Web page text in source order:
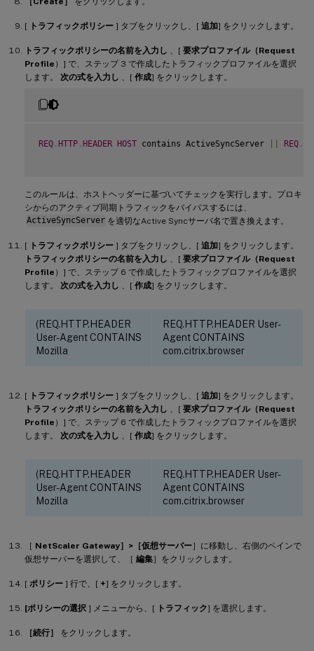
[ トラフィックポリシー ] タブをクリックし、[ 追加] をクリックします。
トラフィックポリシーの名前を入力し 、[ 要求プロファイル（Request
Profile ）] で、ステップ 3 で作成したトラフィックプロファイルを選択
します。 次の式を入力し 、[ 作成] をクリックします。
REQ . HTTP . HEADER HOST contains ActiveSyncServer REQ .
このルールは、ホストヘッダーに基づいてチェックを実行します。プロキ
シからのアクティブ同期トラフィックをバイパスするには、
ActiveSyncServer を適切なActive Syncサーバ名で置き換えます。
[ トラフィックポリシー ] タブをクリックし、[ 追加] をクリックします。
トラフィックポリシーの名前を入力し 、[ 要求プロファイル（Request
Profile ）] で、ステップ 6 で作成したトラフィックプロファイルを選択
します。 次の式を入力し 、[ 作成] をクリックします。
(REQ.HTTP.HEADER
User-Agent CONTAINS
Mozilla
REQ.HTTP.HEADER User-
Agent CONTAINS
com.citrix.browser
[ トラフィックポリシー ] タブをクリックし、[ 追加] をクリックします。
トラフィックポリシーの名前を入力し 、[ 要求プロファイル（Request
Profile ）] で、ステップ 6 で作成したトラフィックプロファイルを選択
します。 次の式を入力し 、[ 作成] をクリックします。
(REQ.HTTP.HEADER
User-Agent CONTAINS
Mozilla
REQ.HTTP.HEADER User-
Agent CONTAINS
com.citrix.browser
［ NetScaler Gateway］>［仮想サーバー］に移動し、右側のペインで
仮想サーバーを選択して、［ 編集］をクリックします。
[ ポリシー ] 行で、[ +] をクリックします。
[ポリシーの選択 ] メニューから、[ トラフィック] を選択します。
［続行］ をクリックします。